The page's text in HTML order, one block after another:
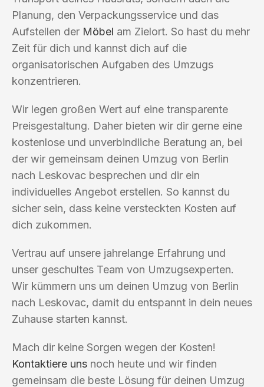
Planung, den Verpackungsservice und das
Aufstellen der Möbel am Zielort. So hast du mehr
Zeit für dich und kannst dich auf die
organisatorischen Aufgaben des Umzugs
konzentrieren.
Wir legen großen Wert auf eine transparente
Preisgestaltung. Daher bieten wir dir gerne eine
kostenlose und unverbindliche Beratung an, bei
der wir gemeinsam deinen Umzug von Berlin
nach Leskovac besprechen und dir ein
individuelles Angebot erstellen. So kannst du
sicher sein, dass keine versteckten Kosten auf
dich zukommen.
Vertrau auf unsere jahrelange Erfahrung und
unser geschultes Team von Umzugsexperten.
Wir kümmern uns um deinen Umzug von Berlin
nach Leskovac, damit du entspannt in dein neues
Zuhause starten kannst.
Mach dir keine Sorgen wegen der Kosten!
Kontaktiere uns noch heute und wir finden
gemeinsam die beste Lösung für deinen Umzug